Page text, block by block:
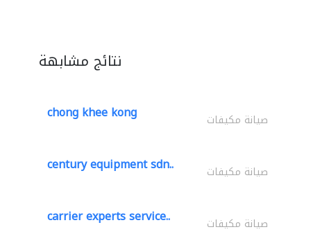
نتائج مشابهة
chong khee kong صيانة مكيفات
century equipment sdn.. صيانة مكيفات
carrier experts service.. صيانة مكيفات